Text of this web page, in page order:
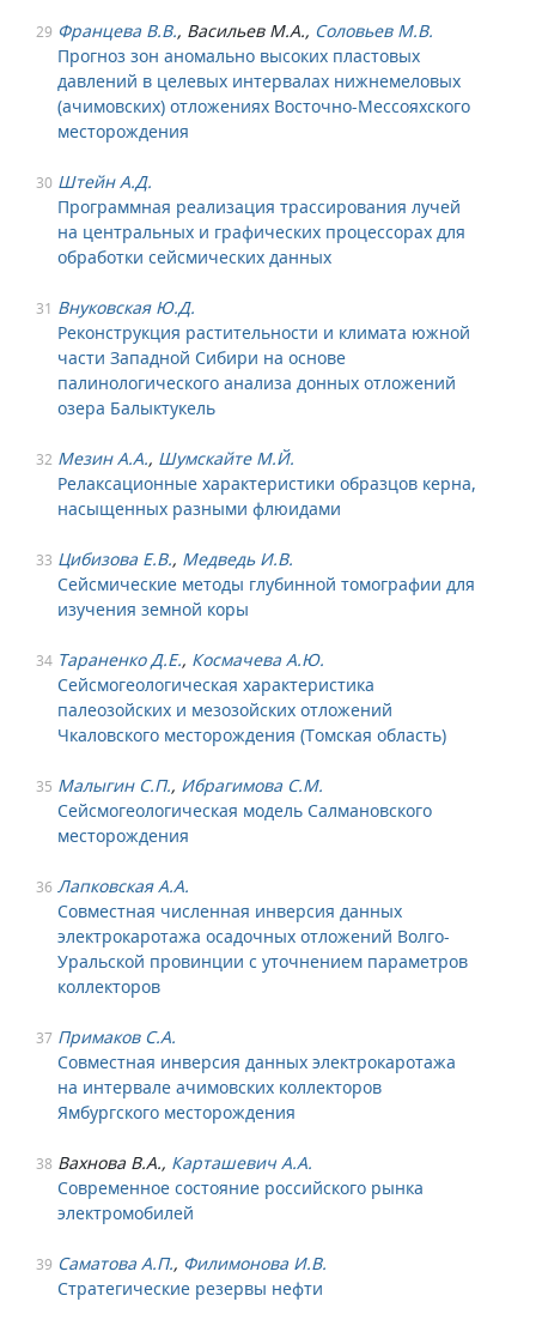
29 Францева В.В., Васильев М.А., Соловьев М.В.
Прогноз зон аномально высоких пластовых
давлений в целевых интервалах нижнемеловых
(ачимовских) отложениях Восточно-Мессояхского
месторождения
30 Штейн А.Д.
Программная реализация трассирования лучей
на центральных и графических процессорах для
обработки сейсмических данных
31 Внуковская Ю.Д.
Реконструкция растительности и климата южной
части Западной Сибири на основе
палинологического анализа донных отложений
озера Балыктукель
32 Мезин А.А., Шумскайте М.Й.
Релаксационные характеристики образцов керна,
насыщенных разными флюидами
33 Цибизова Е.В., Медведь И.В.
Сейсмические методы глубинной томографии для
изучения земной коры
34 Тараненко Д.Е., Космачева А.Ю.
Сейсмогеологическая характеристика
палеозойских и мезозойских отложений
Чкаловского месторождения (Томская область)
35 Малыгин С.П., Ибрагимова С.М.
Сейсмогеологическая модель Салмановского
месторождения
36 Лапковская А.А.
Совместная численная инверсия данных
электрокаротажа осадочных отложений Волго-
Уральской провинции с уточнением параметров
коллекторов
37 Примаков С.А.
Совместная инверсия данных электрокаротажа
на интервале ачимовских коллекторов
Ямбургского месторождения
38 Вахнова В.А., Карташевич А.А.
Современное состояние российского рынка
электромобилей
39 Саматова А.П., Филимонова И.В.
Стратегические резервы нефти